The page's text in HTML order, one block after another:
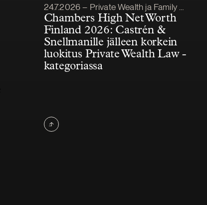
Julkaistu
24.7.2026 – Private Wealth ja Family Office
Chambers High Net Worth
Finland 2026: Castrén &
Snellmanille jälleen korkein
luokitus Private Wealth Law -
kategoriassa